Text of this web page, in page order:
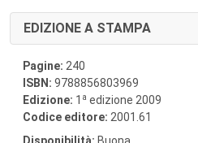
EDIZIONE A STAMPA
Pagine: 240
ISBN: 9788856803969
Edizione: 1 a edizione 2009
Codice editore: 2001.61